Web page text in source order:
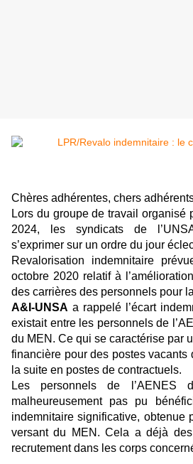
Chères adhérentes, chers
Lors du groupe de travail organisé
2024, les syndicats de
s’exprimer sur un ordre du jour
Revalorisation indemnitaire
octobre 2020 relatif à
des carrières des personnels pour
A&I-UNSA a rappelé l’écart
existait entre les personnels de
du MEN. Ce qui se caractérise par
financière pour des postes vacants
la suite en postes de contractuels.
Les personnels de l’AENES
malheureusement pas pu
indemnitaire significative, obtenue
versant du MEN. Cela a déjà
recrutement dans les corps